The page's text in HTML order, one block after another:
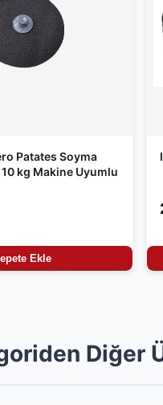
Patates Soyma
10 kg Makine Uyumlu
Ekle
Diğer